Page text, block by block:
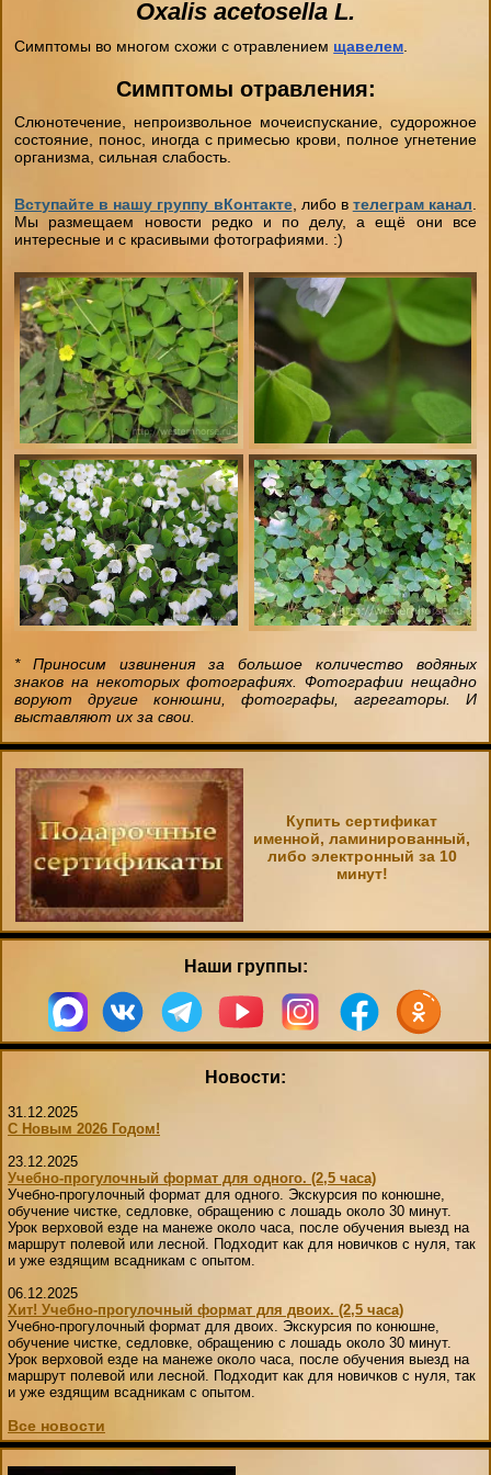
Oxalis acetosella L.
Симптомы во многом схожи с отравлением щавелем
Симптомы отравления:
Слюнотечение, непроизвольное мочеиспускание, судорожное
состояние, понос, иногда с примесью крови, полное угнетение
организма, сильная слабость.
Вступайте в нашу группу вКонтакте, либо в телеграм канал
Мы размещаем новости редко и по делу, а ещё они все
интересные и с красивыми фотографиями. :)
* Приносим извинения за большое количество водяных
знаков на некоторых фотографиях. Фотографии нещадно
воруют другие конюшни, фотографы, агрегаторы. И
выставляют их за свои.
Купить сертификат
именной, ламинированный,
либо электронный за 10
минут!
Наши группы:
Новости:
31.12.2025
С Новым 2026 Годом!
23.12.2025
Учебно-прогулочный формат для одного. (2,5 часа)
Учебно-прогулочный формат для одного. Экскурсия по конюшне,
обучение чистке, седловке, обращению с лошадь около 30 минут.
Урок верховой езде на манеже около часа, после обучения выезд на
маршрут полевой или лесной. Подходит как для новичков с нуля, так
и уже ездящим всадникам с опытом.
06.12.2025
Хит! Учебно-прогулочный формат для двоих. (2,5 часа)
Учебно-прогулочный формат для двоих. Экскурсия по конюшне,
обучение чистке, седловке, обращению с лошадь около 30 минут.
Урок верховой езде на манеже около часа, после обучения выезд на
маршрут полевой или лесной. Подходит как для новичков с нуля, так
и уже ездящим всадникам с опытом.
Все новости
Чёрный Список
Бесплатный постой лошадей
Техника Безопасности
"День на конюшне" (будни)
Фотосессии
Как одеваться на конную прогулку
Вопросы-ответы
Стили верховой езды
Школа лошади
Ветеринария
Подбор лошади параметры
Домик в аренду